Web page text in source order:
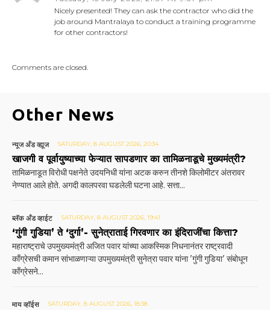
Nicely presented! They can ask the contractor who did the
job around Mantralaya to conduct a training programme
for other contractors!
Comments are closed.
Other News
न्यूज अँड व्ह्यूज SATURDAY, 8 AUGUST 2026, 20:34
खाजगी व पूर्वायुष्याच्या फेऱ्यात सापडणार का तामिळनाडूचे मुख्यमंत्री?
तामिळनाडूत विरोधी पक्षनेते उदयनिधी यांना अटक करुन तीनशे किलोमीटर अंतरावर
नेण्यात आले होते. अगदी कालपरवा घडलेली घटना आहे. सत्ता...
ब्लॅक अँड व्हाईट SATURDAY, 8 AUGUST 2026, 19:41
‘गुंगी गुडिया’ ते ‘दुर्गा’- सुनेत्राताई गिरवणार का इंदिराजींचा कित्ता?
महाराष्ट्राचे उपमुख्यमंत्री अजित पवार यांच्या आकस्मिक निधनानंतर राष्ट्रवादी
काँग्रेसची कमान सांभाळणाऱ्या उपमुख्यमंत्री सुनेत्रा पवार यांना 'गुंगी गुडिया' संबोधून
काँग्रेसने...
माय व्हॉईस SATURDAY, 8 AUGUST 2026, 18:38